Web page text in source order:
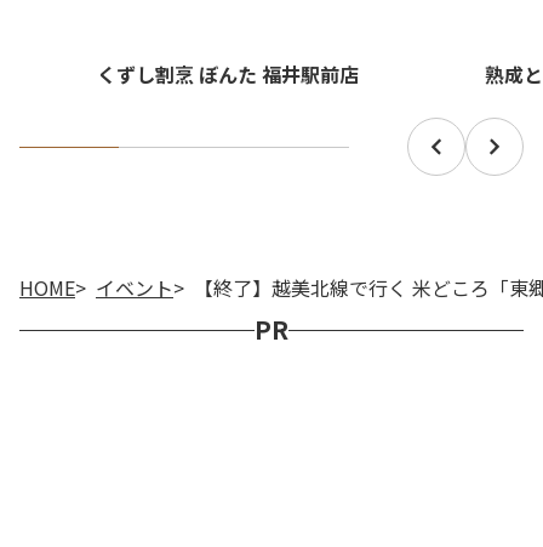
HOME イベント 【終了】越美北線で行く 米どころ「東
くずし割烹 ぼんた 福井駅前店 熟成
PR